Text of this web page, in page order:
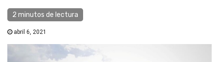
2 minutos de lectura
abril 6, 2021